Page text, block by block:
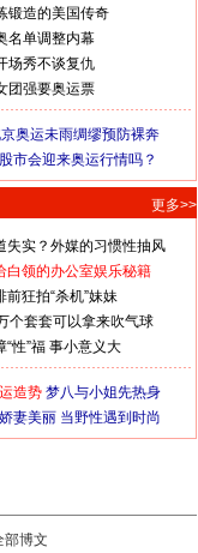
锻造的美国传奇
名单调整内幕
场秀不谈复仇
团强要奥运票
奥运未雨绸缪预防裸奔
市会迎来奥运行情吗？
更多>>
失实？外媒的习惯性抽风
白领的办公室娱乐秘籍
前狂拍“杀机”妹妹
个套套可以拿来吹气球
“性”福 事小意义大
造势 梦八与小姐先热身
妻美丽 当野性遇到时尚
部博文